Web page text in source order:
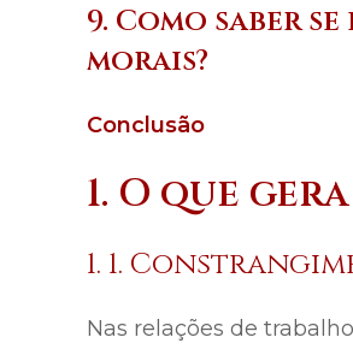
9. Como saber
morais?
Conclusão
1. O que
1. 1.
Nas relações de